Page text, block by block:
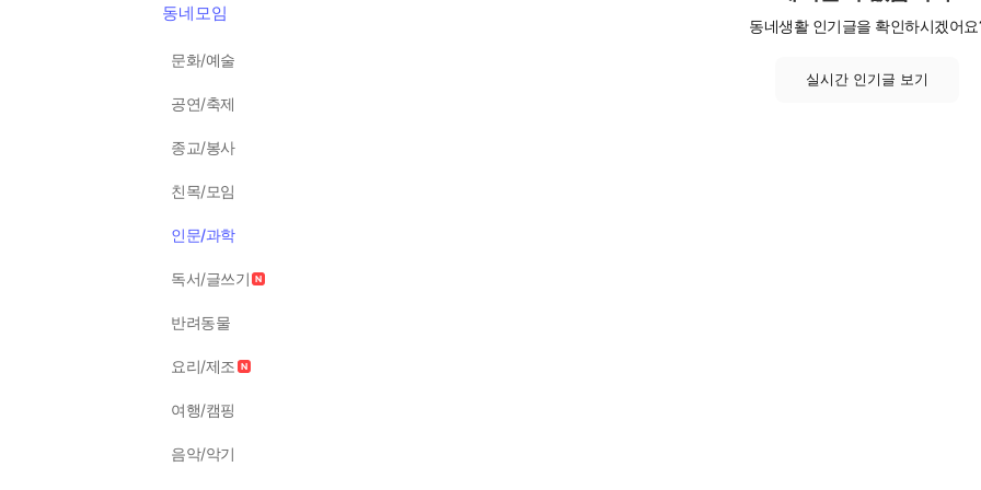
동네모임
문화/예술
공연/축제
종교/봉사
친목/모임
인문/과학
독서/글쓰기
반려동물
요리/제조
여행/캠핑
음악/악기
동네생활 인기글을 확인하시겠어요
실시간 인기글 보기